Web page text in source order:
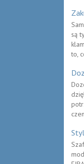
są
to,